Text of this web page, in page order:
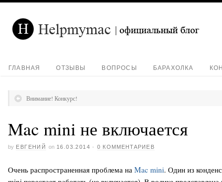
ГЛАВНАЯ ОТЗЫВЫ ВОПРОСЫ БАРАХОЛКА
Внимание! Конкурс!
Mac mini не включается
by ЕВГЕНИЙ on 16.03.2014 ·0 КОММЕНТАРИЕВ
Очень распространенная проблема на Mac mini. Один из